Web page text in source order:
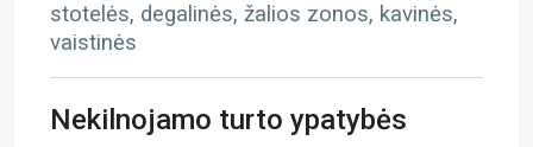
stotelės, degalinės, žalios zonos, kavinės,
vaistinės
Nekilnojamo turto ypatybės